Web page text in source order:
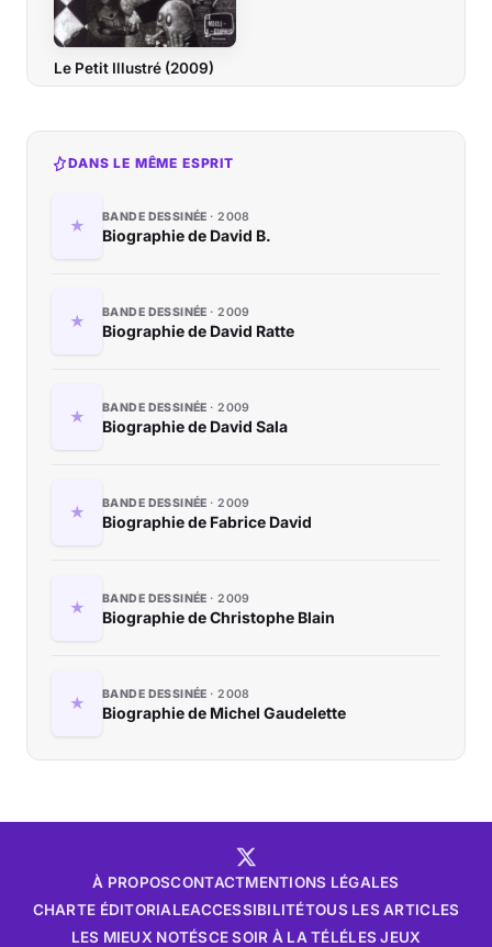
Le Petit Illustré (2009)
DANS LE MÊME ESPRIT
BANDE DESSINÉE 2008
Biographie de David B.
BANDE DESSINÉE 2009
Biographie de David Ratte
BANDE DESSINÉE 2009
Biographie de David Sala
BANDE DESSINÉE 2009
Biographie de Fabrice David
BANDE DESSINÉE 2009
Biographie de Christophe Blain
BANDE DESSINÉE 2008
Biographie de Michel Gaudelette
À PROPOSCONTACTMENTIONS LÉGALES
CHARTE ÉDITORIALEACCESSIBILITÉTOUS LES ARTICLES
LES MIEUX NOTÉSCE SOIR À LA TÉLÉLES JEUX